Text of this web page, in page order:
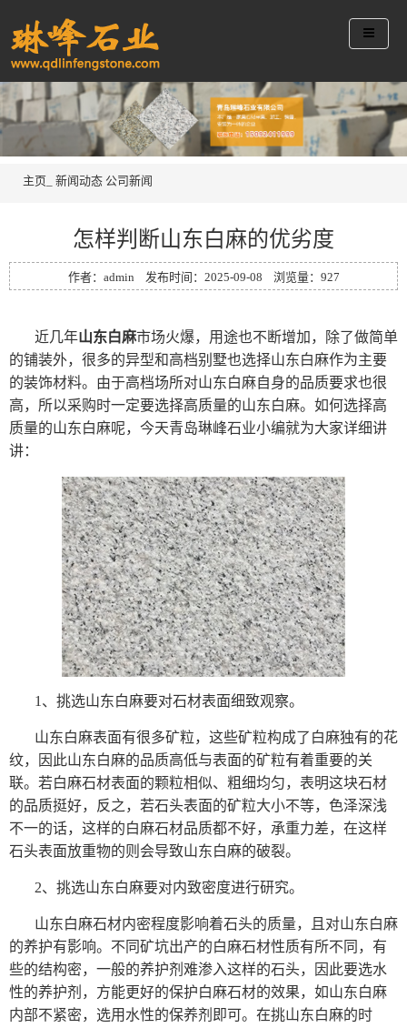
主页_ 新闻动态 公司新闻
怎样判断山东白麻的优劣度
作者：admin 发布时间：2025-09-08 浏览量： 927
近几年山东白麻市场火爆，用途也不断增加，除了做简单
的铺装外，很多的异型和高档别墅也选择山东白麻作为主要
的装饰材料。由于高档场所对山东白麻自身的品质要求也很
高，所以采购时一定要选择高质量的山东白麻。如何选择高
质量的山东白麻呢，今天青岛琳峰石业小编就为大家详细讲
讲：
1、挑选山东白麻要对石材表面细致观察。
山东白麻表面有很多矿粒，这些矿粒构成了白麻独有的花
纹，因此山东白麻的品质高低与表面的矿粒有着重要的关
联。若白麻石材表面的颗粒相似、粗细均匀，表明这块石材
的品质挺好，反之，若石头表面的矿粒大小不等，色泽深浅
不一的话，这样的白麻石材品质都不好，承重力差，在这样
石头表面放重物的则会导致山东白麻的破裂。
2、挑选山东白麻要对内致密度进行研究。
山东白麻石材内密程度影响着石头的质量，且对山东白麻
的养护有影响。不同矿坑出产的白麻石材性质有所不同，有
些的结构密，一般的养护剂难渗入这样的石头，因此要选水
性的养护剂，方能更好的保护白麻石材的效果，如山东白麻
内部不紧密，选用水性的保养剂即可。在挑山东白麻的时